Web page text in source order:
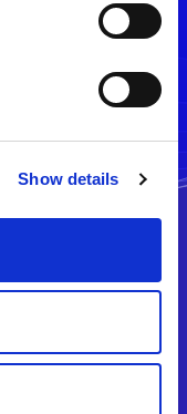
Show details